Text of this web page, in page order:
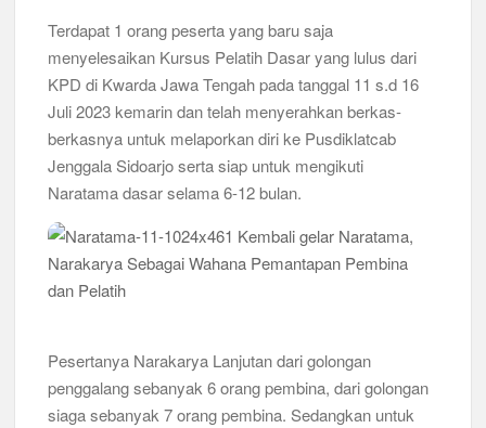
Terdapat 1 orang peserta yang baru saja
menyelesaikan Kursus Pelatih Dasar yang lulus dari
KPD di Kwarda Jawa Tengah pada tanggal 11 s.d 16
Juli 2023 kemarin dan telah menyerahkan berkas-
berkasnya untuk melaporkan diri ke Pusdiklatcab
Jenggala Sidoarjo serta siap untuk mengikuti
Naratama dasar selama 6-12 bulan.
Pesertanya Narakarya Lanjutan dari golongan
penggalang sebanyak 6 orang pembina, dari golongan
siaga sebanyak 7 orang pembina. Sedangkan untuk